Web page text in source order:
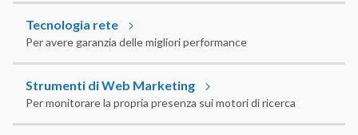
Tecnologia rete
Per avere garanzia delle migliori performance
Strumenti di Web Marketing
Per monitorare la propria presenza sui motori di ricerca